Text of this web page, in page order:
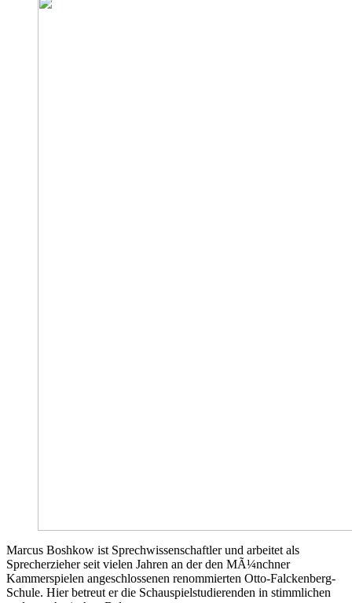
Marcus Boshkow ist Sprechwissenschaftler und arbeitet als
Sprecherzieher seit vielen Jahren an der den MÃ¼nchner
Kammerspielen angeschlossenen renommierten Otto-Falckenberg-
Schule. Hier betreut er die Schauspielstudierenden in stimmlichen